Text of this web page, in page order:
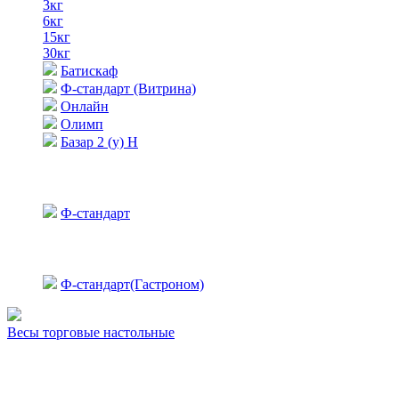
3кг
6кг
15кг
30кг
Батискаф
Ф-стандарт (Витрина)
Онлайн
Олимп
Базар 2 (у) Н
Ф-стандарт
Ф-стандарт(Гастроном)
Весы торговые настольные